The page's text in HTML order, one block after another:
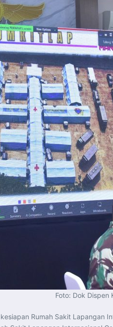
Foto: Dok Dispen
Rumah Sakit Lapangan